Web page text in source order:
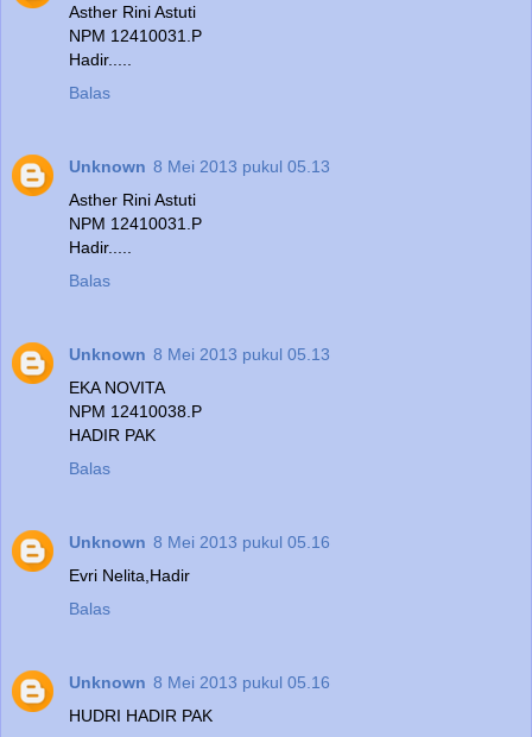
Asther Rini Astuti
NPM 12410031.P
Hadir.....
Balas
Unknown 8 Mei 2013 pukul 05.13
Asther Rini Astuti
NPM 12410031.P
Hadir.....
Balas
Unknown 8 Mei 2013 pukul 05.13
EKA NOVITA
NPM 12410038.P
HADIR PAK
Balas
Unknown 8 Mei 2013 pukul 05.16
Evri Nelita,Hadir
Balas
Unknown 8 Mei 2013 pukul 05.16
HUDRI HADIR PAK